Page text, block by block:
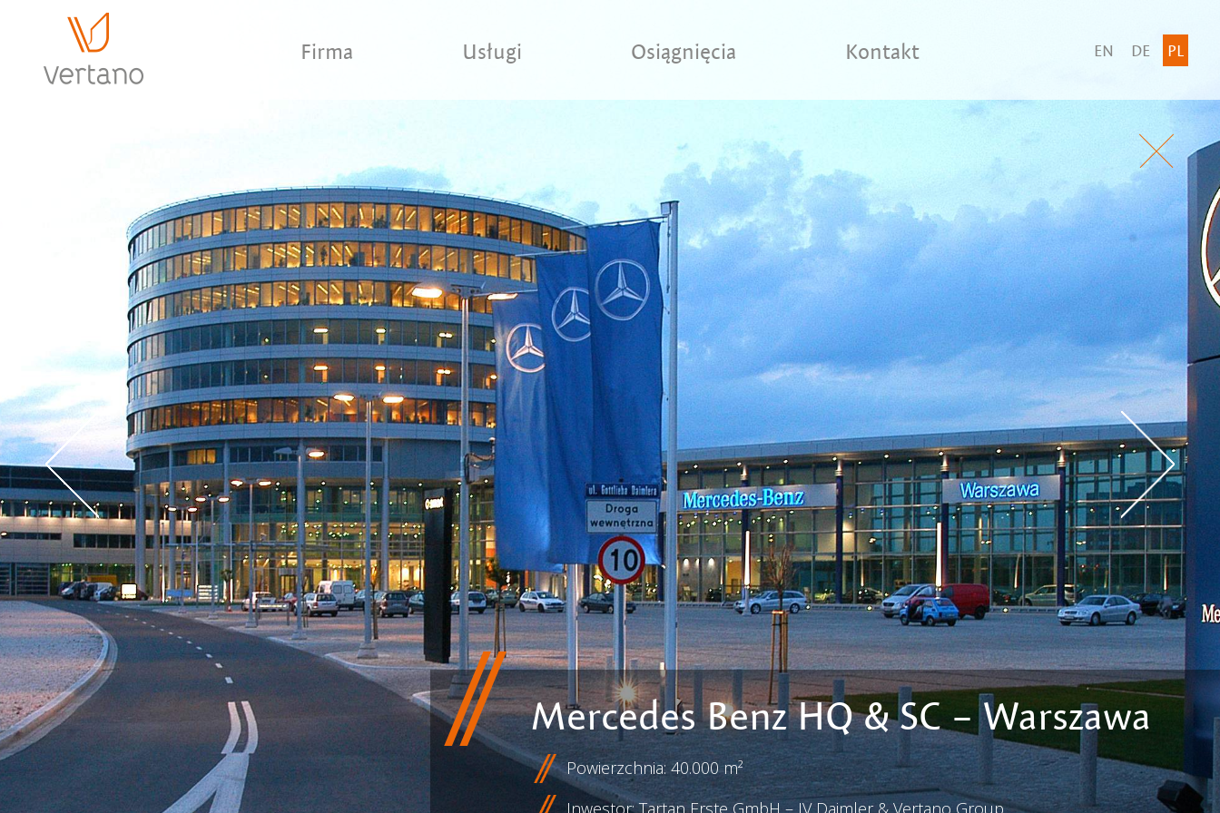
Firma Usługi Osiągnięcia Kontakt EN DE PL
Mercedes Benz HQ & SC – Warszawa
Powierzchnia: 40.000 m²
Inwestor: Tartan Erste GmbH – JV Daimler & Vertano Group